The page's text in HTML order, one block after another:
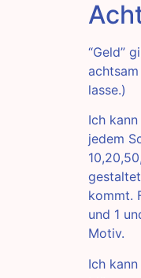
“Geld”
lasse.)
Ich
jedem
kommt.
und 1
Motiv.
Ich